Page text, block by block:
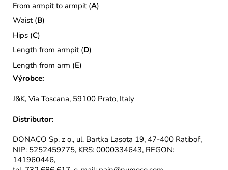
From armpit to armpit (A)
Waist (B)
Hips (C)
Length from armpit (D)
Length from arm (E)
Výrobce:
J&K, Via Toscana, 59100 Prato, Italy
Distributor:
DONACO Sp. z o., ul. Bartka Lasota 19, 47-400 Ratiboř,
NIP: 5252459775, KRS: 0000334643, REGON:
141960446,